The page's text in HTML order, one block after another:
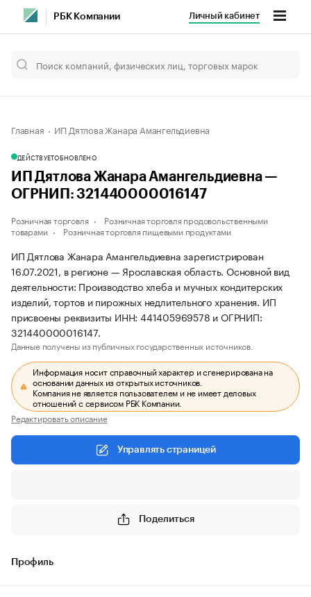
РБК Компании Личный кабинет
Главная ИП Дятлова Жанара Амангельдиевна
ДЕЙСТВУЕТОБНОВЛЕНО
ИП Дятлова Жанара Амангельдиевна —
ОГРНИП: 321440000016147
Розничная торговля
Розничная торговля продовольственными
товарами
Розничная торговля пищевыми продуктами
ИП Дятлова Жанара Амангельдиевна зарегистрирован
16.07.2021, в регионе — Ярославская область. Основной вид
деятельности: Производство хлеба и мучных кондитерских
изделий, тортов и пирожных недлительного хранения. ИП
присвоены реквизиты ИНН: 441405969578 и ОГРНИП:
321440000016147.
Данные получены из публичных государственных источников.
Информация носит справочный характер и сгенерирована на
основании данных из открытых источников.
Компания не является пользователем и не имеет деловых
отношений с сервисом РБК Компании.
Редактировать описание
Управлять страницей
Поделиться
Профиль